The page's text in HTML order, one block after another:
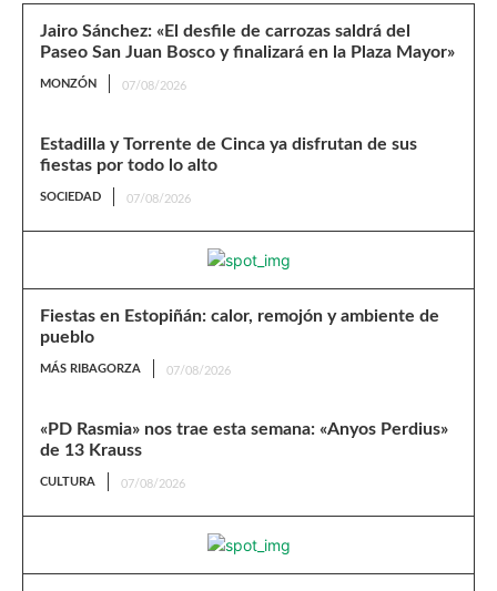
Jairo Sánchez: «El desfile de carrozas saldrá del
Paseo San Juan Bosco y finalizará en la Plaza Mayor»
MONZÓN 07/08/2026
Estadilla y Torrente de Cinca ya disfrutan de sus
fiestas por todo lo alto
SOCIEDAD 07/08/2026
Fiestas en Estopiñán: calor, remojón y ambiente de
pueblo
MÁS RIBAGORZA 07/08/2026
«PD Rasmia» nos trae esta semana: «Anyos Perdius»
de 13 Krauss
CULTURA 07/08/2026